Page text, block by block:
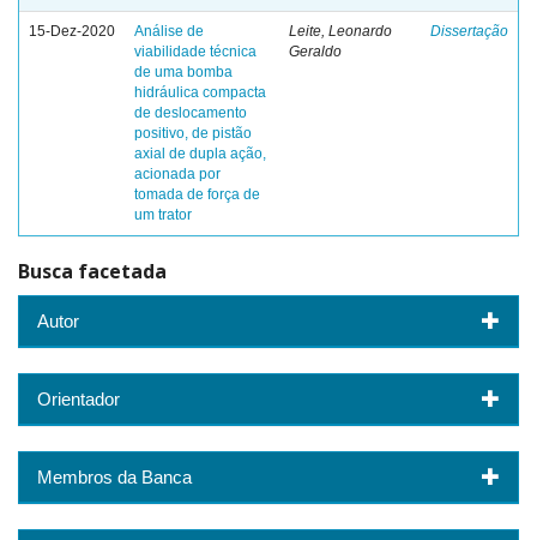
15-Dez-2020
Análise de
viabilidade técnica
de uma bomba
hidráulica compacta
de deslocamento
positivo, de pistão
axial de dupla ação,
acionada por
tomada de força de
um trator
Leite, Leonardo
Geraldo
Dissertação
Busca facetada
Autor
Orientador
Membros da Banca